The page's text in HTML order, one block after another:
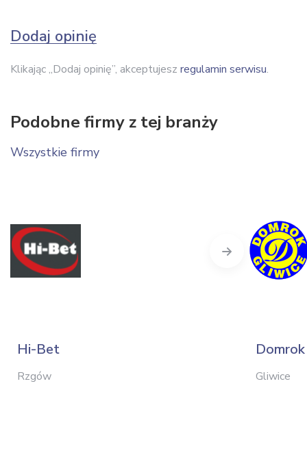
Dodaj opinię
Klikając „Dodaj opinię”, akceptujesz regulamin serwisu.
Podobne firmy z tej branży
Wszystkie firmy
Hi-Bet
Rzgów Gliwice
Next